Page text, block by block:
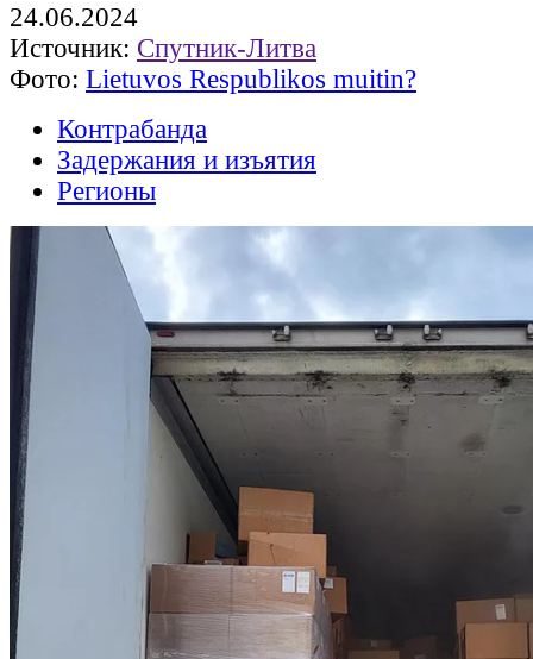
24.06.2024
Источник: Спутник-Литва
Фото: Lietuvos Respublikos muitin?
Контрабанда
Задержания и изъятия
Регионы